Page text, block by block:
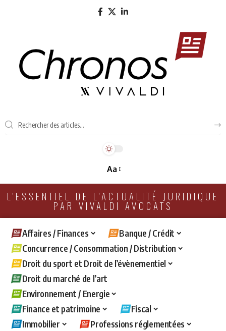
Aa
L'ESSENTIEL DE L'ACTUALITÉ JURIDIQUE
PAR VIVALDI AVOCATS
Affaires / Finances
Banque / Crédit
Concurrence / Consommation / Distribution
Droit du sport et Droit de l’évènementiel
Droit du marché de l’art
Environnement / Energie
Finance et patrimoine
Fiscal
Immobilier
Professions réglementées